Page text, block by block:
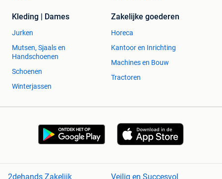
Kleding | Dames
Jurken
Mutsen, Sjaals en
Handschoenen
Schoenen
Winterjassen
Zakelijke goederen
Horeca
Kantoor en Inrichting
Machines en Bouw
Tractoren
2dehands Zakelijk Veilig en Succesvol